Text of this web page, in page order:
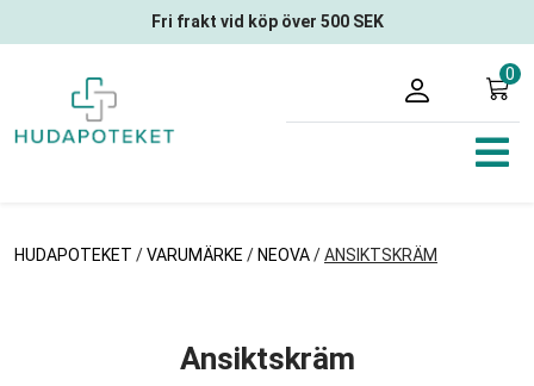
Fri frakt vid köp över 500 SEK
0
HUDAPOTEKET /VARUMÄRKE / NEOVA/ANSIKTSKRÄM
Ansiktskräm